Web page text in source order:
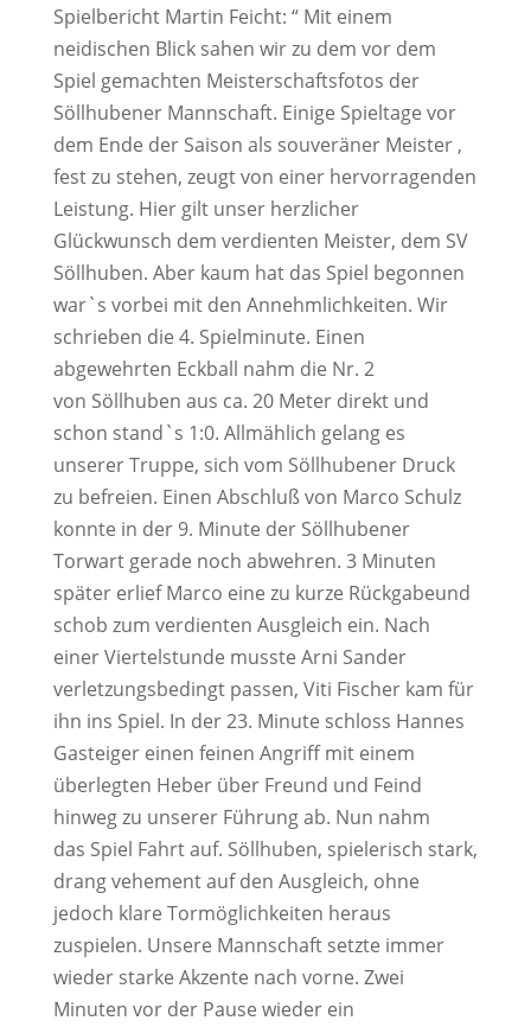
Spielbericht Martin Feicht: “ Mit einem
neidischen Blick sahen wir zu dem vor dem
Spiel gemachten Meisterschaftsfotos der
Söllhubener Mannschaft. Einige Spieltage vor
dem Ende der Saison als souveräner Meister ,
fest zu stehen, zeugt von einer hervorragenden
Leistung. Hier gilt unser herzlicher
Glückwunsch dem verdienten Meister, dem SV
Söllhuben. Aber kaum hat das Spiel begonnen
war`s vorbei mit den Annehmlichkeiten. Wir
schrieben die 4. Spielminute. Einen
abgewehrten Eckball nahm die Nr. 2
von Söllhuben aus ca. 20 Meter direkt und
schon stand`s 1:0. Allmählich gelang es
unserer Truppe, sich vom Söllhubener Druck
zu befreien. Einen Abschluß von Marco Schulz
konnte in der 9. Minute der Söllhubener
Torwart gerade noch abwehren. 3 Minuten
später erlief Marco eine zu kurze Rückgabeund
schob zum verdienten Ausgleich ein. Nach
einer Viertelstunde musste Arni Sander
verletzungsbedingt passen, Viti Fischer kam für
ihn ins Spiel. In der 23. Minute schloss Hannes
Gasteiger einen feinen Angriff mit einem
überlegten Heber über Freund und Feind
hinweg zu unserer Führung ab. Nun nahm
das Spiel Fahrt auf. Söllhuben, spielerisch stark,
drang vehement auf den Ausgleich, ohne
jedoch klare Tormöglichkeiten heraus
zuspielen. Unsere Mannschaft setzte immer
wieder starke Akzente nach vorne. Zwei
Minuten vor der Pause wieder ein